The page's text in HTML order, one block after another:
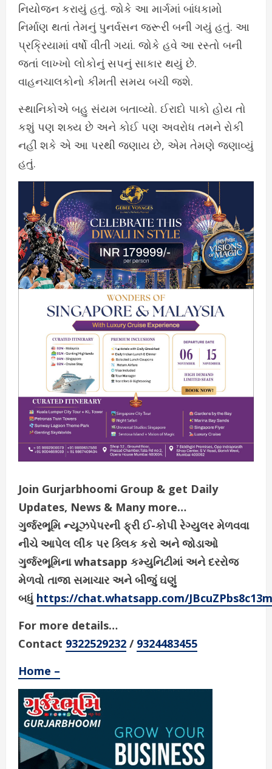
નિયોજન કરાયું હતું. જોકે આ માર્ગમાં બાંધકામો
નિર્માણ થતાં તેમનું પુનર્વસન જરૂરી બની ગયું હતું. આ
પ્રક્રિયામાં વર્ષો વીતી ગયાં. જોકે હવે આ રસ્તો બની
જતાં લાખ્ખો લોકોનું સપનું સાકાર થયું છે.
વાહનચાલકોનો કીમતી સમય બચી જશે.
સ્થાનિકોએ બહુ સંયમ બતાવ્યો. ઈરાદો પાકો હોય તો
કશું પણ શક્ય છે અને કોઈ પણ અવરોધ તમને રોકી
નહીં શકે એ આ પરથી જણાય છે, એમ તેમણે જણાવ્યું
હતું.
Join Gurjarbhoomi Group & get Daily
Updates, News & Many more…
ગુર્જરભૂમિ ન્યૂઝપેપરની ફ્રી ઈ-કોપી રેગ્યુલર મેળવવા
નીચે આપેલ લીંક પર ક્લિક કરો અને જોડાઓ
ગુર્જરભૂમિના whatsapp કમ્યુનિટીમાં અને દરરોજ
મેળવો તાજા સમાચાર અને બીજું ઘણું
બધું https://chat.whatsapp.com/
For more details…
Contact 9322529232 / 9324483455
Home –